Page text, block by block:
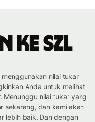
ke SZL
nilai tukar
Anda untuk melihat
Menunggu nilai tukar yang
sekarang, dan kami akan
lebih baik. Dan dengan